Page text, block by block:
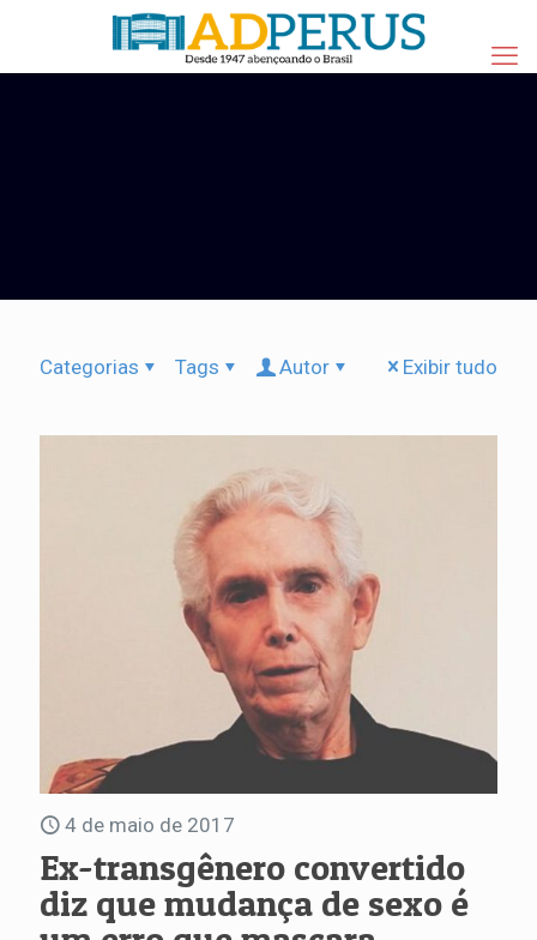
Categorias Tags Autor Exibir tudo
4 de maio de 2017
Ex-transgênero convertido
diz que mudança de sexo é